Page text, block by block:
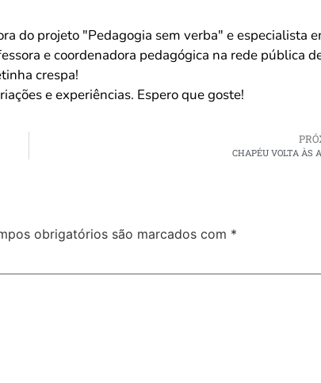
do projeto "Pedagogia sem verba" e especialista
e coordenadora pedagógica na rede pública
crespa!
e experiências. Espero que goste!
CHAPÉU VOLTA ÀS
obrigatórios são marcados com *